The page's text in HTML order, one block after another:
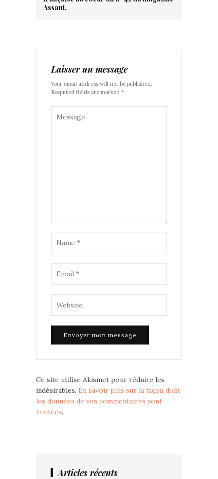
Assaut.
Laisser un message
Your email address will not be published.
Required fields are marked *
Ce site utilise Akismet pour réduire les
indésirables. En savoir plus sur la façon dont
les données de vos commentaires sont
traitées.
Articles récents